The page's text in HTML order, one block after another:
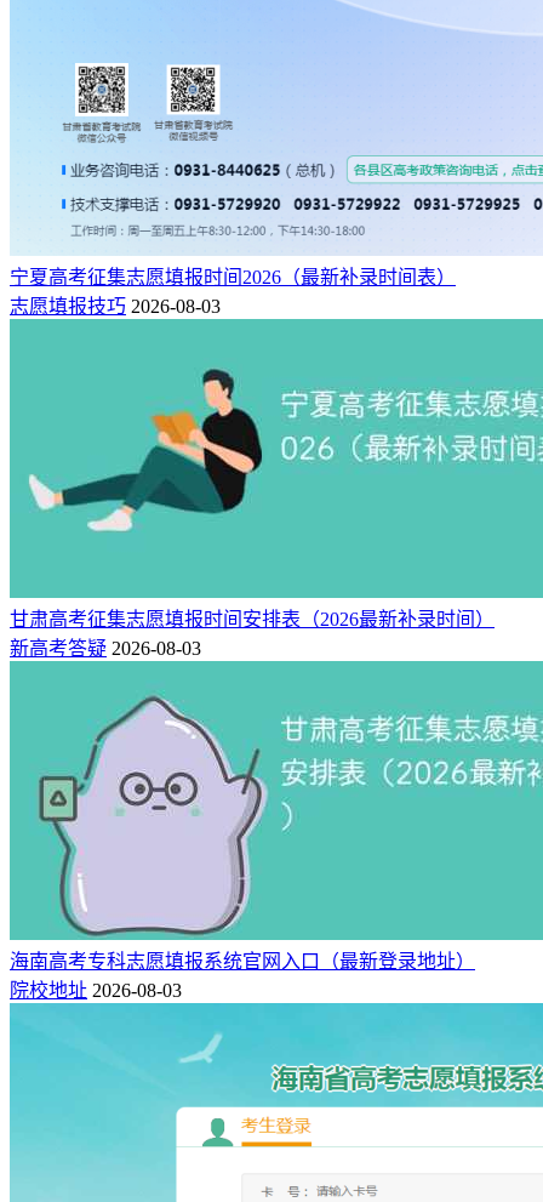
宁夏高考征集志愿填报时间2026（最新补录时间表）
志愿填报技巧 2026-08-03
甘肃高考征集志愿填报时间安排表（2026最新补录时间）
新高考答疑 2026-08-03
海南高考专科志愿填报系统官网入口（最新登录地址）
院校地址 2026-08-03